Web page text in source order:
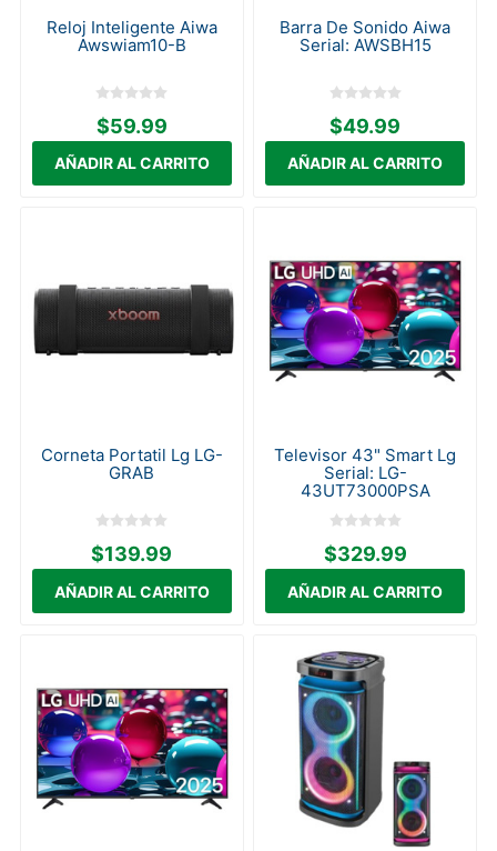
Reloj Inteligente Aiwa
Awswiam10-B
$59.99
Barra De Sonido Aiwa
Serial: AWSBH15
$49.99
Corneta Portatil Lg LG-
GRAB
$139.99
Televisor 43" Smart Lg
Serial: LG-
43UT73000PSA
$329.99